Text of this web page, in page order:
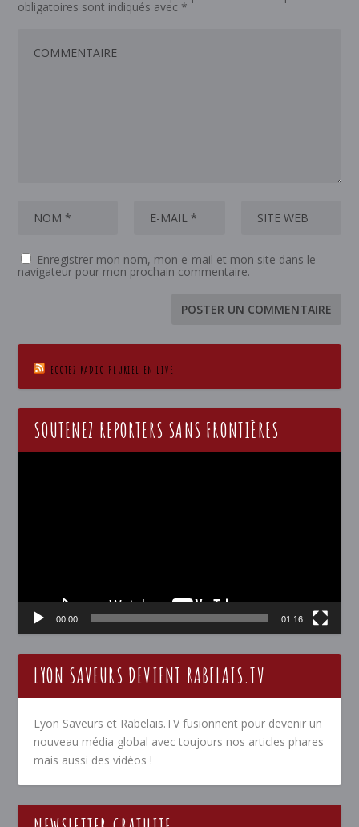
obligatoires sont indiqués avec *
Enregistrer mon nom, mon e-mail et mon site dans le
navigateur pour mon prochain commentaire.
ECOTEZ RADIO PLURIEL EN LIVE
SOUTENEZ REPORTERS SANS FRONTIÈRES
00:00 01:16
LYON SAVEURS DEVIENT RABELAIS.TV
Lyon Saveurs et Rabelais.TV fusionnent pour devenir un
nouveau média global avec toujours nos articles phares
mais aussi des vidéos !